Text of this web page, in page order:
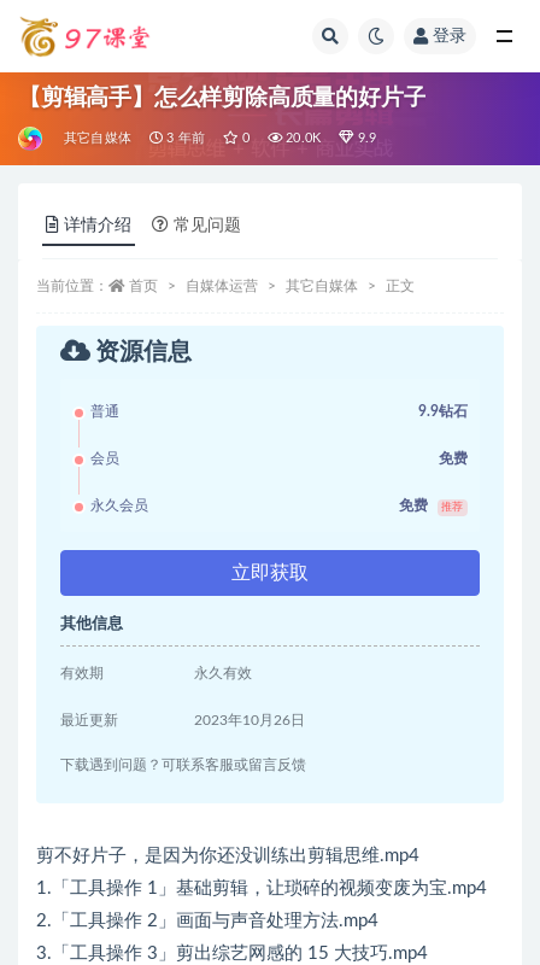
登录
【剪辑高手】怎么样剪除高质量的好片子
其它自媒体 3 年前 0 20.0K 9.9
详情介绍 常见问题
当前位置： 首页 自媒体运营 其它自媒体 正文
资源信息
普通 9.9钻石
会员 免费
永久会员 免费 推荐
立即获取
其他信息
有效期 永久有效
最近更新 2023年10月26日
下载遇到问题？可联系客服或留言反馈
剪不好片子，是因为你还没训练出剪辑思维.mp4
1.「工具操作 1」基础剪辑，让琐碎的视频变废为宝.mp4
2.「工具操作 2」画面与声音处理方法.mp4
3.「工具操作 3」剪出综艺网感的 15 大技巧.mp4